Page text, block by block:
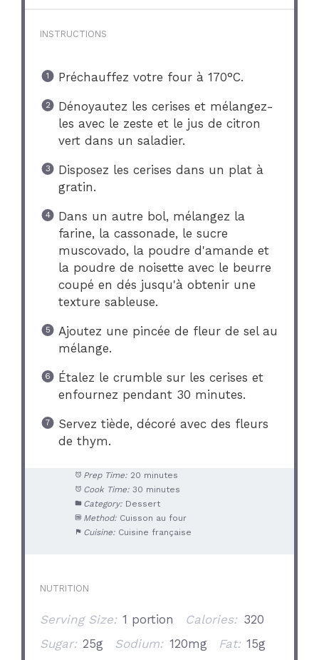
INSTRUCTIONS
Préchauffez votre four à 170°C.
Dénoyautez les cerises et mélangez-
les avec le zeste et le jus de citron
vert dans un saladier.
Disposez les cerises dans un plat à
gratin.
Dans un autre bol, mélangez la
farine, la cassonade, le sucre
muscovado, la poudre d'amande et
la poudre de noisette avec le beurre
coupé en dés jusqu'à obtenir une
texture sableuse.
Ajoutez une pincée de fleur de sel au
mélange.
Étalez le crumble sur les cerises et
enfournez pendant 30 minutes.
Servez tiède, décoré avec des fleurs
de thym.
Prep Time: 20 minutes
Cook Time: 30 minutes
Category: Dessert
Method: Cuisson au four
Cuisine: Cuisine française
NUTRITION
Serving Size: 1 portion Calories: 320
Sugar: 25g Sodium: 120mg Fat: 15g